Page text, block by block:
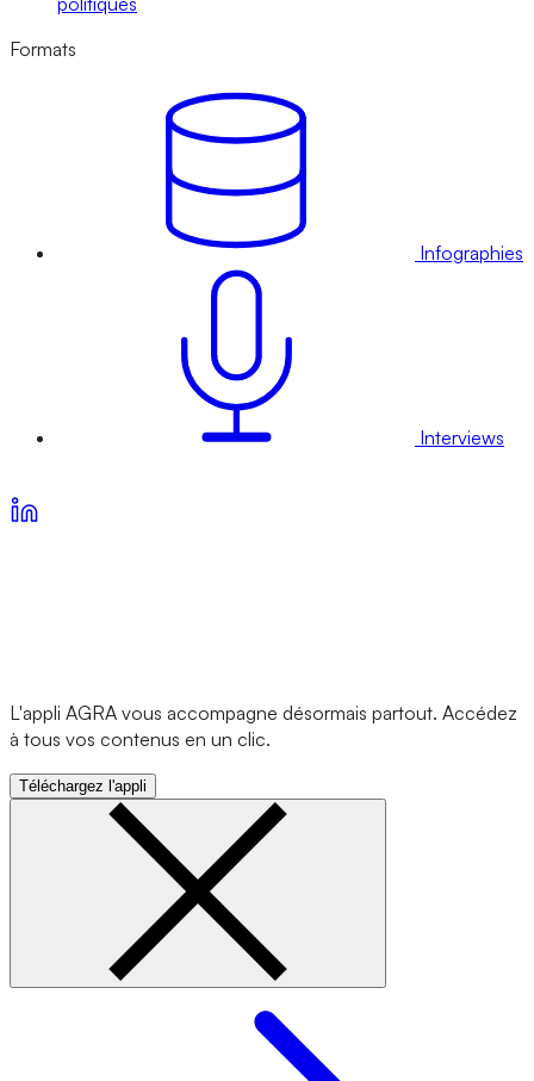
Formats
Infographies
Interviews
L'appli AGRA vous accompagne désormais partout. Accédez
à tous vos contenus en un clic.
Téléchargez l'appli